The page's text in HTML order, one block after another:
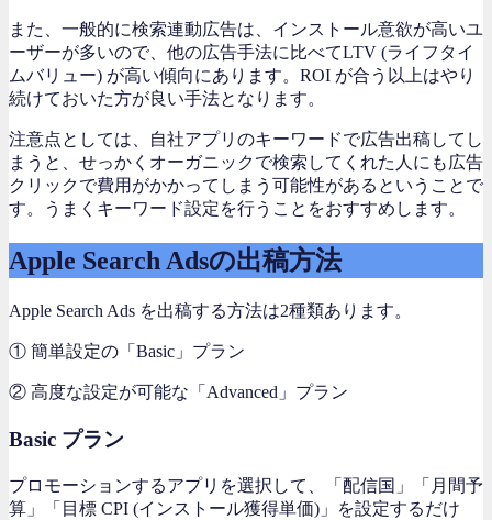
また、一般的に検索連動広告は、インストール意欲が高いユ
ーザーが多いので、他の広告手法に比べてLTV (ライフタイ
ムバリュー) が高い傾向にあります。ROI が合う以上はやり
続けておいた方が良い手法となります。
注意点としては、自社アプリのキーワードで広告出稿してし
まうと、せっかくオーガニックで検索してくれた人にも広告
クリックで費用がかかってしまう可能性があるということで
す。うまくキーワード設定を行うことをおすすめします。
Apple Search Adsの出稿方法
Apple Search Ads を出稿する方法は2種類あります。
① 簡単設定の「Basic」プラン
② 高度な設定が可能な「Advanced」プラン
Basic プラン
プロモーションするアプリを選択して、「配信国」「月間予
算」「目標 CPI (インストール獲得単価)」を設定するだけ